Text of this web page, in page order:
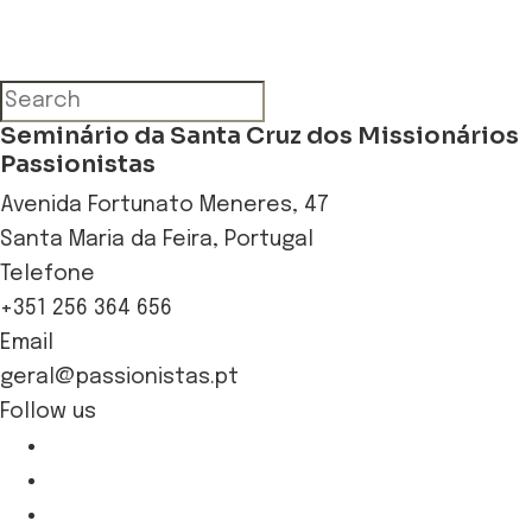
Seminário da Santa Cruz dos Missionários
Passionistas
Avenida Fortunato Meneres, 47
Santa Maria da Feira, Portugal
Telefone
+351 256 364 656
Email
geral@passionistas.pt
Follow us